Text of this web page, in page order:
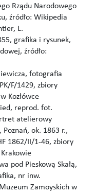
Rządu Narodowego
źródło: Wikipedia
L.
grafika i rysunek,
źródło:
fotografia
F/1429, zbiory
Kozłówce
reprod. fot.
atelierowy
ok. 1863 r.,
1862/II/1-46, zbiory
pod Pieskową Skałą,
nr inw.
Zamoyskich w